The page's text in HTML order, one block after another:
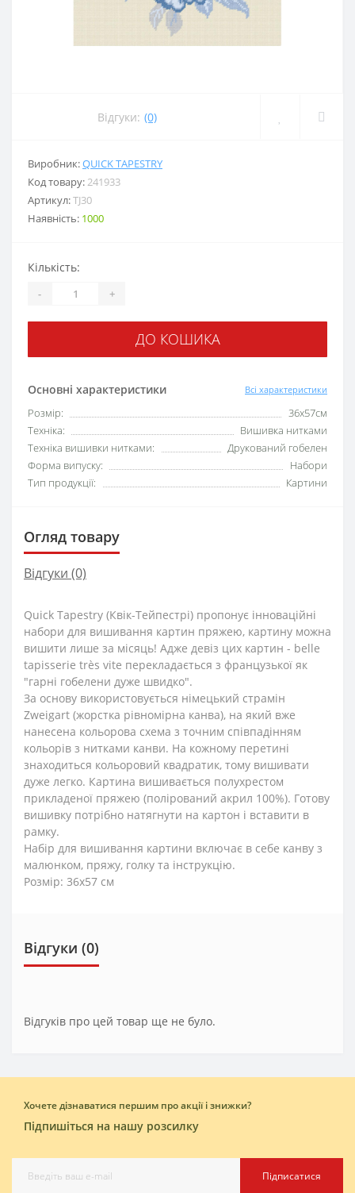
Відгуки: (0)
Виробник:QUICK TAPESTRY
Код товару:241933
Артикул:TJ30
Наявність: 1000
Основні характеристики Всі характеристики
Розмір:
36x57см
Техніка:
Вишивка нитками
Техніка вишивки нитками:
Друкований гобелен
Форма випуску:
Набори
Тип продукції:
Картини
Кількість:
- +
ДО КОШИКА
Огляд товару
Відгуки (0)
Quick Tapestry (Квік-Тейпестрі) пропонує інноваційні
набори для вишивання картин пряжею, картину можна
вишити лише за місяць! Адже девіз цих картин - belle
tapisserie très vite перекладається з французької як
"гарні гобелени дуже швидко".
За основу використовується німецький страмін
Zweigart (жорстка рівномірна канва), на який вже
нанесена кольорова схема з точним співпадінням
кольорів з нитками канви. На кожному перетині
знаходиться кольоровий квадратик, тому вишивати
дуже легко. Картина вишивається полухрестом
прикладеної пряжею (полірований акрил 100%). Готову
вишивку потрібно натягнути на картон і вставити в
рамку.
Набір для вишивання картини включає в себе канву з
малюнком, пряжу, голку та інструкцію.
Розмір: 36х57 см
Відгуки (0)
Відгуків про цей товар ще не було.
Хочете дізнаватися першим про акції і знижки?
Підпишіться на нашу розсилку
Підписатися